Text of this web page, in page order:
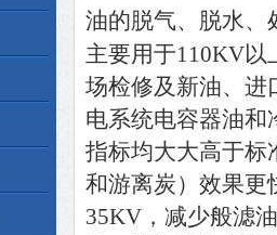
油的脱气、脱水、
主要用于110KV以
场检修及新油、进
电系统电容器油和
指标均大大高于标
和游离炭）效果更
35KV，减少般滤